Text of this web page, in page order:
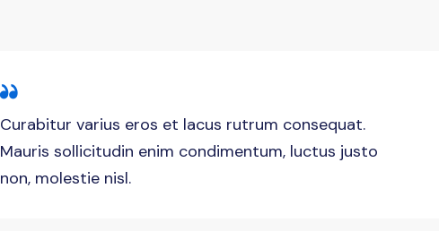
Curabitur varius eros et lacus rutrum consequat.
Mauris sollicitudin enim condimentum, luctus justo
non, molestie nisl.